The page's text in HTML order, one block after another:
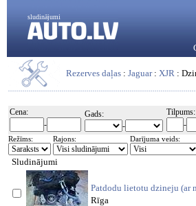
sludinājumi
Rezerves daļas : Jaguar: XJR :
Cena:
-
Gads:
-
Tilpums:
-
Režīms: Rajons: Darījuma veids:
Sludinājumi
Patdodu lietotu dzineju (ar
Rīga